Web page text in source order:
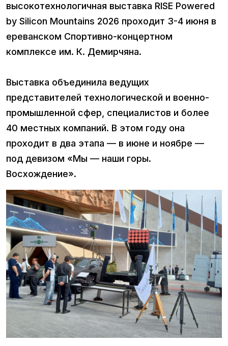
высокотехнологичная выставка RISE Powered
by Silicon Mountains 2026 проходит 3-4 июня в
ереванском Спортивно-концертном
комплексе им. К. Демирчяна.
Выставка объединила ведущих
представителей технологической и военно-
промышленной сфер, специалистов и более
40 местных компаний. В этом году она
проходит в два этапа — в июне и ноябре —
под девизом «Мы — наши горы.
Восхождение».